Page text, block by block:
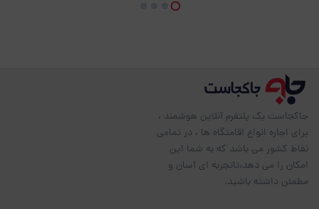
جاکجاست یک پلتفرم آنلاین هوشمند ،
برای اجاره انواع اقامتگاه ها ، در تمامی
نقاط کشور می باشد که به شما این
امکان را می دهد،تاتجربه ای آسان و
مطمئن داشته باشید.